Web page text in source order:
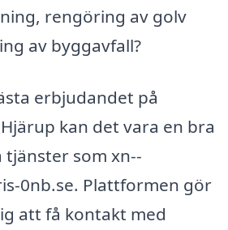
rengöring av golv
av byggavfall?
erbjudandet på
kan det vara en bra
som xn--
0nb.se. Plattformen gör
att få kontakt med